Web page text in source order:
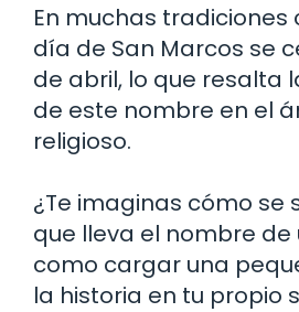
En muchas tradiciones
día de San Marcos se
de abril, lo que resalta
de este nombre en el
religioso.
¿Te imaginas cómo se
que lleva el nombre de
como cargar una
la historia en tu propio